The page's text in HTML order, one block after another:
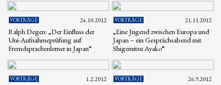
VORTRÄGE 24.10.2012
Ralph Degen: „Der Einfluss der
Uni-Aufnahmeprüfung auf
Fremdsprachenlerner in Japan“
VORTRÄGE 21.11.2012
„Eine Jugend zwischen Europa und
Japan – ein Gesprächsabend mit
Shigemitsu Ayako“
VORTRÄGE 1.2.2012 VORTRÄGE 26.9.2012